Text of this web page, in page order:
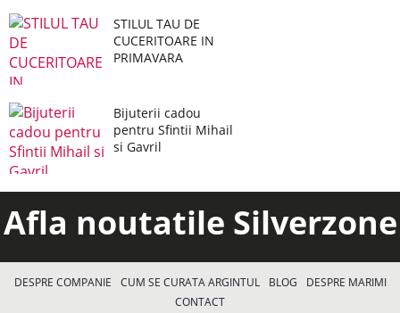
STILUL TAU DE
CUCERITOARE IN
PRIMAVARA
Bijuterii cadou
pentru Sfintii Mihail
si Gavril
Afla noutatile Silverzone
DESPRE COMPANIE CUM SE CURATA ARGINTUL BLOG
DESPRE MARIMI
CONTACT